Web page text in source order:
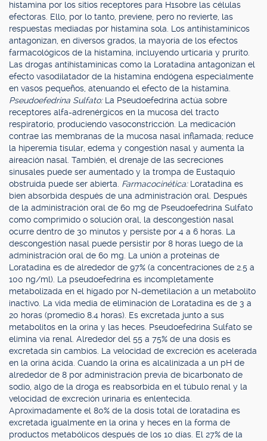
histamina por los sitios receptores para H1sobre las células
efectoras. Ello, por lo tanto, previene, pero no revierte, las
respuestas mediadas por histamina sola. Los antihistamínicos
antagonizan, en diversos grados, la mayoría de los efectos
farmacológicos de la histamina, incluyendo urticaria y prurito.
Las drogas antihistamínicas como la Loratadina antagonizan el
efecto vasodilatador de la histamina endógena especialmente
en vasos pequeños, atenuando el efecto de la histamina.
Pseudoefedrina Sulfato: La Pseudoefedrina actúa sobre
receptores alfa-adrenérgicos en la mucosa del tracto
respiratorio, produciendo vasoconstricción. La medicación
contrae las membranas de la mucosa nasal inflamada; reduce
la hiperemia tisular, edema y congestión nasal y aumenta la
aireación nasal. También, el drenaje de las secreciones
sinusales puede ser aumentado y la trompa de Eustaquio
obstruida puede ser abierta. Farmacocinética: Loratadina es
bien absorbida después de una administración oral. Después
de la administración oral de 60 mg de Pseudoefedrina Sulfato
como comprimido o solución oral, la descongestión nasal
ocurre dentro de 30 minutos y persiste por 4 a 6 horas. La
descongestión nasal puede persistir por 8 horas luego de la
administración oral de 60 mg. La unión a proteínas de
Loratadina es de alrededor de 97% (a concentraciones de 2.5 a
100 ng/ml). La pseudoefedrina es incompletamente
metabolizada en el hígado por N-demetilación a un metabolito
inactivo. La vida media de eliminación de Loratadina es de 3 a
20 horas (promedio 8.4 horas). Es excretada junto a sus
metabolitos en la orina y las heces. Pseudoefedrina Sulfato se
elimina vía renal. Alrededor del 55 a 75% de una dosis es
excretada sin cambios. La velocidad de excreción es acelerada
en la orina ácida. Cuando la orina es alcalinizada a un pH de
alrededor de 8 por administración previa de bicarbonato de
sodio, algo de la droga es reabsorbida en el túbulo renal y la
velocidad de excreción urinaria es enlentecida.
Aproximadamente el 80% de la dosis total de loratadina es
excretada igualmente en la orina y heces en la forma de
productos metabólicos después de los 10 días. El 27% de la